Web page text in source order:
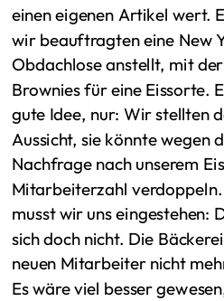
einen eigenen Artikel wert.
wir beauftragten eine New
Obdachlose anstellt, mit
Brownies für eine Eissorte.
gute Idee, nur: Wir stellten
Aussicht, sie könnte wegen
Nachfrage nach unserem
Mitarbeiterzahl verdoppeln.
musst wir uns eingestehen:
sich doch nicht. Die
neuen Mitarbeiter nicht
Es wäre viel besser